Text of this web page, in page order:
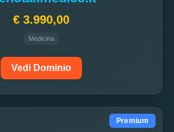
€ 3.990,00
Medicina
Vedi Dominio
Premium